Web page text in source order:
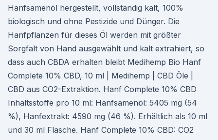
Hanfsamenöl hergestellt, vollständig kalt, 100%
biologisch und ohne Pestizide und Dünger. Die
Hanfpflanzen für dieses Öl werden mit größter
Sorgfalt von Hand ausgewählt und kalt extrahiert, so
dass auch CBDA erhalten bleibt Medihemp Bio Hanf
Complete 10% CBD, 10 ml | Medihemp | CBD Öle |
CBD aus CO2-Extraktion. Hanf Complete 10% CBD
Inhaltsstoffe pro 10 ml: Hanfsamenöl: 5405 mg (54
%), Hanfextrakt: 4590 mg (46 %). Erhältlich als 10 ml
und 30 ml Flasche. Hanf Complete 10% CBD: CO2